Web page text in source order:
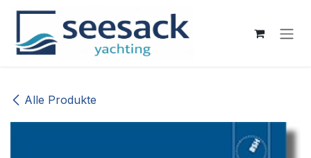
Zum Inhalt springen
Alle Produkte